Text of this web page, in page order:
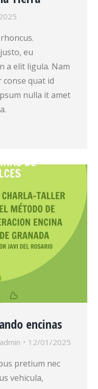
eu
a elit ligula. Nam
quat id
nulla it amet
encinas
admin 12/01/2025
pretium nec
vehicula,
DESTRUYENDO